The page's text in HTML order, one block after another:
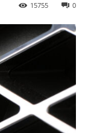
0
15755